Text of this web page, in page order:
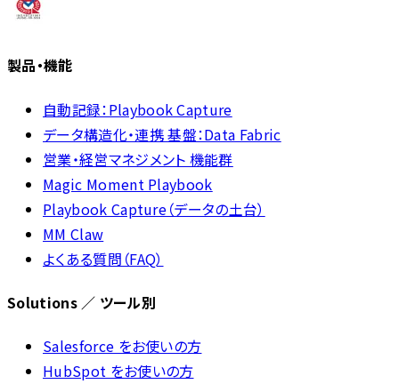
製品・機能
自動記録：Playbook Capture
データ構造化・連携 基盤：Data Fabric
営業・経営マネジメント 機能群
Magic Moment Playbook
Playbook Capture（データの土台）
MM Claw
よくある質問（FAQ）
Solutions ／ ツール別
Salesforce をお使いの方
HubSpot をお使いの方